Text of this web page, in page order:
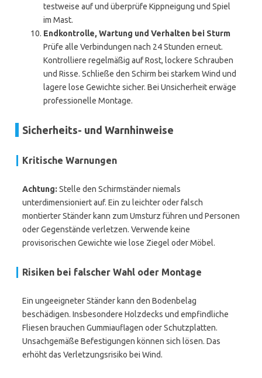
testweise auf und überprüfe Kippneigung und Spiel
im Mast.
Endkontrolle, Wartung und Verhalten bei Sturm
Prüfe alle Verbindungen nach 24 Stunden erneut.
Kontrolliere regelmäßig auf Rost, lockere Schrauben
und Risse. Schließe den Schirm bei starkem Wind und
lagere lose Gewichte sicher. Bei Unsicherheit erwäge
professionelle Montage.
Sicherheits- und Warnhinweise
Kritische Warnungen
Achtung: Stelle den Schirmständer niemals
unterdimensioniert auf. Ein zu leichter oder falsch
montierter Ständer kann zum Umsturz führen und Personen
oder Gegenstände verletzen. Verwende keine
provisorischen Gewichte wie lose Ziegel oder Möbel.
Risiken bei falscher Wahl oder Montage
Ein ungeeigneter Ständer kann den Bodenbelag
beschädigen. Insbesondere Holzdecks und empfindliche
Fliesen brauchen Gummiauflagen oder Schutzplatten.
Unsachgemäße Befestigungen können sich lösen. Das
erhöht das Verletzungsrisiko bei Wind.